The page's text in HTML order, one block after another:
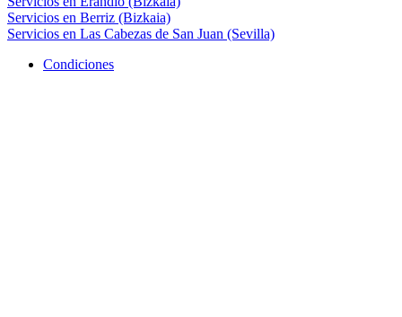
Servicios en Berriz (Bizkaia)
Servicios en Las Cabezas de San Juan (Sevilla)
Condiciones